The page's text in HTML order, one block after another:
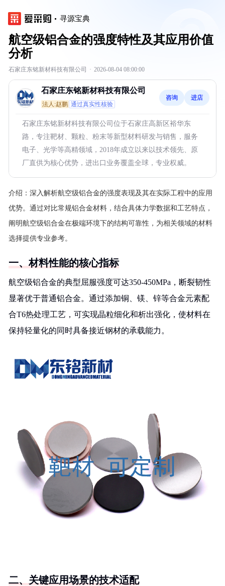
寻源宝典
航空级铝合金的强度特性及其应用价值
分析
石家庄东铭新材科技有限公司 · 2026-08-04 08:00:00
石家庄东铭新材科技有限公司
法人:赵鹏 通过真实性核验
咨询 进店
石家庄东铭新材科技有限公司位于石家庄高新区裕华东
路，专注靶材、颗粒、粉末等新型材料研发与销售，服务
电子、光学等高精领域，2018年成立以来以技术领先、原
厂直供为核心优势，进出口业务覆盖全球，专业权威。
介绍： 深入解析航空级铝合金的强度表现及其在实际工程中的应用
优势。通过对比常规铝合金材料，结合具体力学数据和工艺特点，
阐明航空级铝合金在极端环境下的结构可靠性，为相关领域的材料
选择提供专业参考。
一、材料性能的核心指标
航空级铝合金的典型屈服强度可达350-450MPa，断裂韧性
显著优于普通铝合金。通过添加铜、镁、锌等合金元素配
合T6热处理工艺，可实现晶粒细化和析出强化，使材料在
保持轻量化的同时具备接近钢材的承载能力。
二、关键应用场景的技术适配